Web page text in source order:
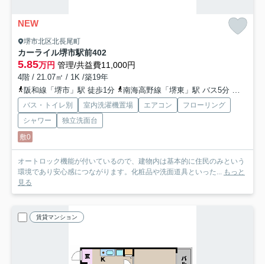
NEW
堺市北区北長尾町
カーライル堺市駅前402
5.85万円 管理/共益費11,000円
4階 / 21.07㎡ / 1K /築19年
阪和線「堺市」駅 徒歩1分
南海高野線「堺東」駅 バス5分 「阪和堺市駅前」 停歩1分
バス・トイレ別 室内洗濯機置場 エアコン
フローリング
シャワー
独立洗面台
敷0
オートロック機能が付いているので、建物内は基本的に住民のみという
環境であり安心感につながります。化粧品や洗面道具といった... もっと
見る
賃貸マンション